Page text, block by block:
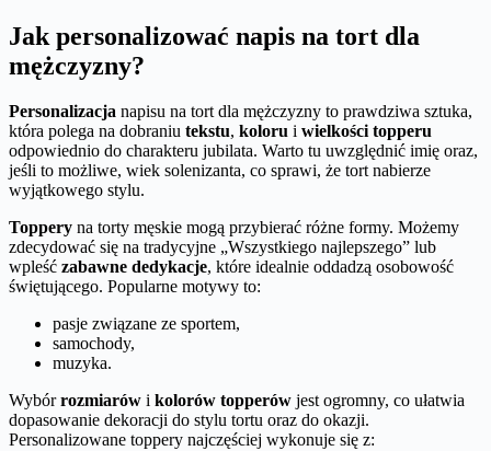
Jak personalizować napis na tort dla
mężczyzny?
Personalizacja napisu na tort dla mężczyzny to prawdziwa sztuka,
która polega na dobraniu tekstu, koloru i wielkości topperu
odpowiednio do charakteru jubilata. Warto tu uwzględnić imię oraz,
jeśli to możliwe, wiek solenizanta, co sprawi, że tort nabierze
wyjątkowego stylu.
Toppery na torty męskie mogą przybierać różne formy. Możemy
zdecydować się na tradycyjne „Wszystkiego najlepszego” lub
wpleść zabawne dedykacje, które idealnie oddadzą osobowość
świętującego. Popularne motywy to:
pasje związane ze sportem,
samochody,
muzyka.
Wybórrozmiarów i kolorów topperów jest ogromny, co ułatwia
dopasowanie dekoracji do stylu tortu oraz do okazji.
Personalizowane toppery najczęściej wykonuje się z: